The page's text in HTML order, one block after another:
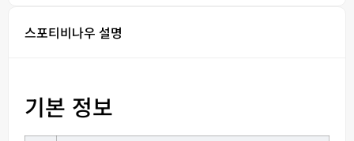
스포티비나우 설명
기본 정보